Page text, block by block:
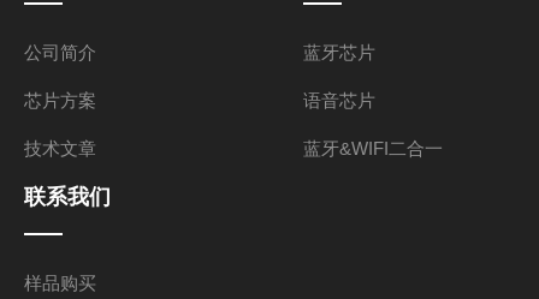
公司简介
芯片方案
技术文章
蓝牙芯片
语音芯片
蓝牙&WIFI二合一
联系我们
样品购买